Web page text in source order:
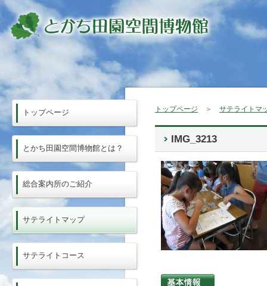
トップページ ＞ サテライトマ
IMG_3213
トップページ
とかち田園空間博物館とは？
総合案内所のご紹介
サテライトマップ
サテライトコース